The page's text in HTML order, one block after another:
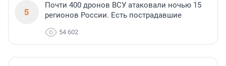
5
Почти 400 дронов ВСУ атаковали ночью 15
регионов России. Есть пострадавшие
54 602